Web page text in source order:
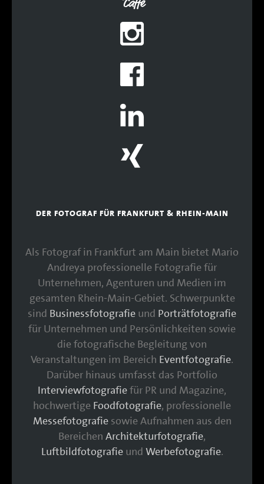
DER FOTOGRAF FÜR FRANKFURT & RHEIN-MAIN
Als Fotograf in Frankfurt am Main bietet Mario
Andreya professionelle Fotografie für
Unternehmen, Agenturen und Medien im
gesamten Rhein-Main-Gebiet. Schwerpunkte
sind Businessfotografie und Porträtfotografie
für Unternehmen und Persönlichkeiten sowie
die fotografische Begleitung von
Veranstaltungen im Bereich Eventfotografie.
Darüber hinaus umfasst das Portfolio
Interviewfotografiefür PR und Magazine,
hochwertige Foodfotografie, professionelle
Messefotografiesowie Aufnahmen aus den
Bereichen Architekturfotografie,
Luftbildfotografieund Werbefotografie.